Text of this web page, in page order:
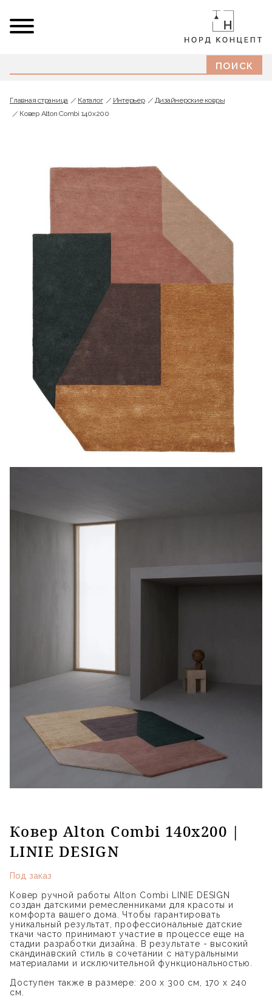
Главная страница Каталог Интерьер
Дизайнерские ковры
Ковер Alton Combi 140x200
Ковер Alton Combi 140x200 |
LINIE DESIGN
Под заказ
Ковер ручной работы Alton Combi LINIE DESIGN
создан датскими ремесленниками для красоты и
комфорта вашего дома. Чтобы гарантировать
уникальный результат, профессиональные датские
ткачи часто принимают участие в процессе еще на
стадии разработки дизайна. В результате - высокий
скандинавский стиль в сочетании с натуральными
материалами и исключительной функциональностью.
Доступен также в размере: 200 х 300 см, 170 x 240
см.